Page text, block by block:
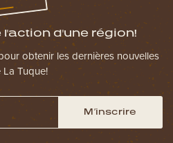
d'une région!
obtenir les dernières nouvelles
La Tuque!
M’inscrire